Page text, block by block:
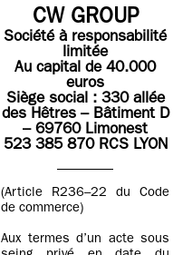
CW GROUP
Société à responsabilité
limitée
Au capital de 40.000
euros
Siège social : 330 allée
des Hêtres – Bâtiment D
– 69760 Limonest
523 385 870 RCS LYON
(Article R236–22 du Code
de commerce)
Aux termes d’un acte sous